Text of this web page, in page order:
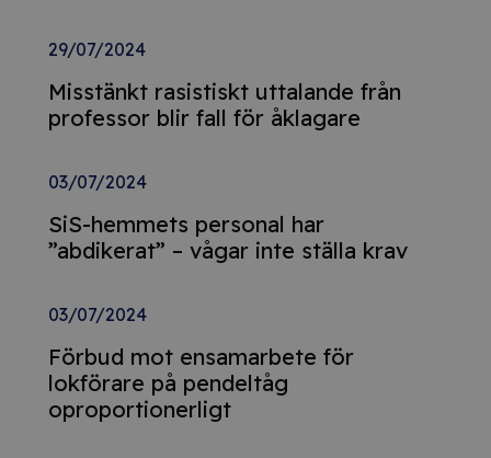
29/07/2024
Misstänkt rasistiskt uttalande från
professor blir fall för åklagare
03/07/2024
SiS-hemmets personal har
”abdikerat” – vågar inte ställa krav
03/07/2024
Förbud mot ensamarbete för
lokförare på pendeltåg
oproportionerligt